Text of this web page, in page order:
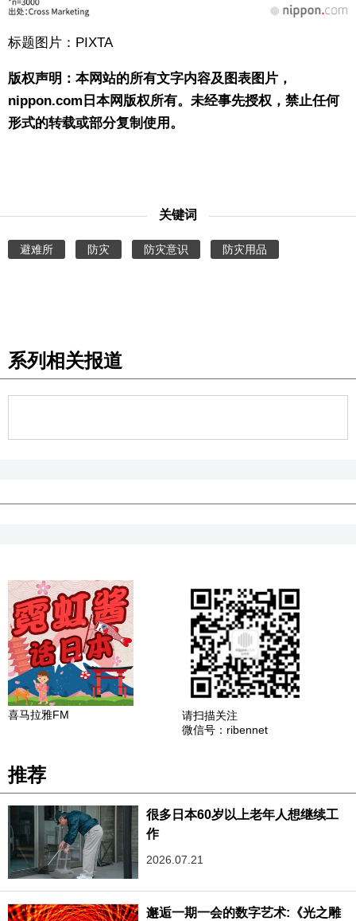
标题图片：PIXTA
版权声明：本网站的所有文字内容及图表图片，
nippon.com日本网版权所有。未经事先授权，禁止任何
形式的转载或部分复制使用。
关键词
避难所 防灾 防灾意识 防灾用品
系列相关报道
喜马拉雅FM
请扫描关注
微信号：ribennet
推荐
很多日本60岁以上老年人想继续工
作
2026.07.21
邂逅一期一会的数字艺术:《光之雕